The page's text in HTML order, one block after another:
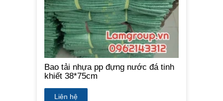
Bao tải nhựa pp đựng nước đá tinh
khiết 38*75cm
Liên hệ